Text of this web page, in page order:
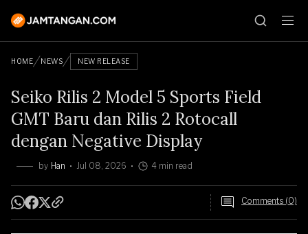
HOME NEWS NEW RELEASE
Seiko Rilis 2 Model 5 Sports Field
GMT Baru dan Rilis 2 Rotocall
dengan Negative Display
by Han Jul 08, 2026 4 min read
Comments (0)